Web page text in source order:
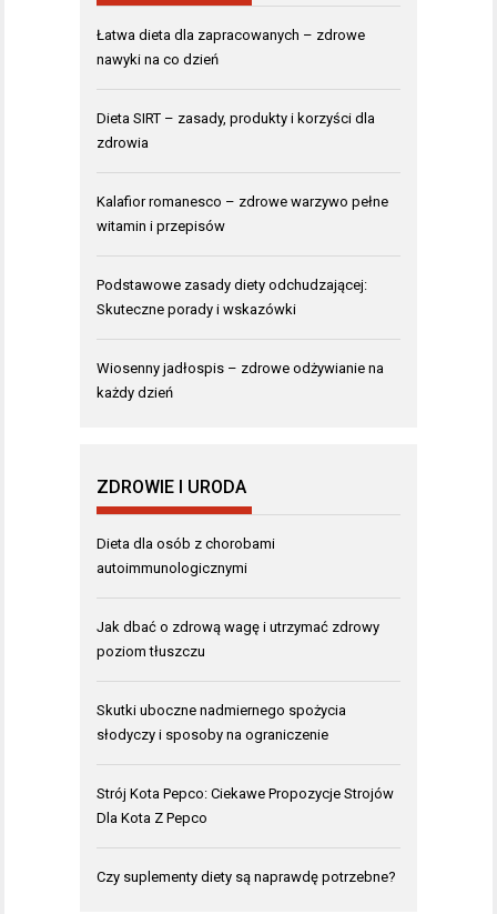
Łatwa dieta dla zapracowanych – zdrowe
nawyki na co dzień
Dieta SIRT – zasady, produkty i korzyści dla
zdrowia
Kalafior romanesco – zdrowe warzywo pełne
witamin i przepisów
Podstawowe zasady diety odchudzającej:
Skuteczne porady i wskazówki
Wiosenny jadłospis – zdrowe odżywianie na
każdy dzień
ZDROWIE I URODA
Dieta dla osób z chorobami
autoimmunologicznymi
Jak dbać o zdrową wagę i utrzymać zdrowy
poziom tłuszczu
Skutki uboczne nadmiernego spożycia
słodyczy i sposoby na ograniczenie
Strój Kota Pepco: Ciekawe Propozycje Strojów
Dla Kota Z Pepco
Czy suplementy diety są naprawdę potrzebne?